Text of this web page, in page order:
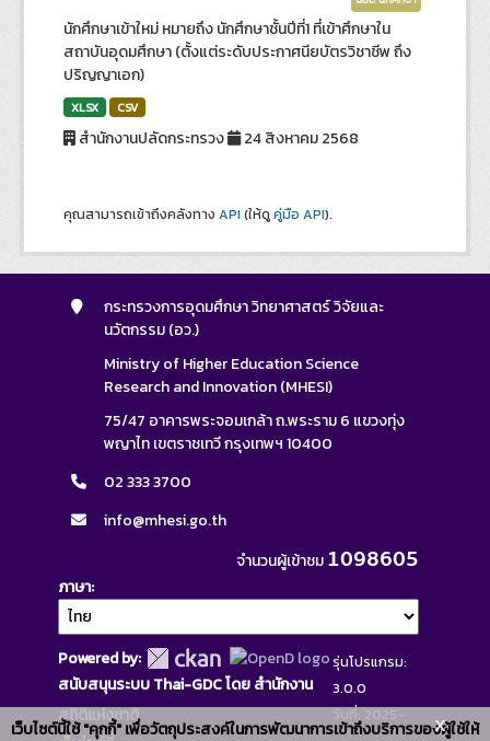
นักศึกษาเข้าใหม่ หมายถึง นักศึกษาชั้นปีที่1 ที่เข้าศึกษาใน
สถาบันอุดมศึกษา (ตั้งแต่ระดับประกาศนียบัตรวิชาชีพ ถึง
ปริญญาเอก)
XLSX CSV
สำนักงานปลัดกระทรวง 24 สิงหาคม 2568
คุณสามารถเข้าถึงคลังทางAPI (ให้ดูคู่มือ API).
กระทรวงการอุดมศึกษา วิทยาศาสตร์ วิจัยและ
นวัตกรรม (อว.)
Ministry of Higher Education Science
Research and Innovation (MHESI)
75/47 อาคารพระจอมเกล้า ถ.พระราม 6 แขวงทุ่ง
พญาไท เขตราชเทวี กรุงเทพฯ 10400
02 333 3700
info@mhesi.go.th
จำนวนผู้เข้าชม1098605
ภาษา
Powered by:
สนับสนุนระบบ Thai-GDC โดย สำนักงาน
สถิติแห่งชาติ
รุ่นโปรแกรม:
3.0.0
วันที่: 2025-
เว็บไซต์นี้ใช้ "คุกกี้" เพื่อวัตถุประสงค์ในการพัฒนาการเข้าถึงบริการของผู้ใช้ให้
x